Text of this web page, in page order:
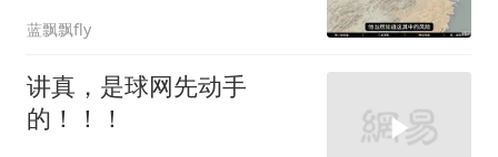
蓝飘飘fly
讲真，是球网先动手
的！！！